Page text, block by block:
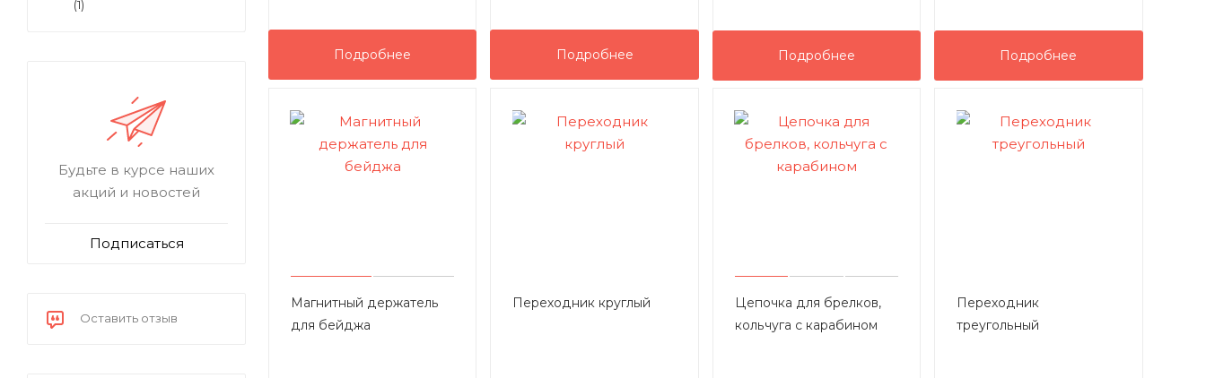
Подробнее Подробнее Подробнее Подробнее
Магнитный держатель
для бейджа
Переходник круглый
Цепочка для брелков,
кольчуга с карабином
Переходник
треугольный
(1)
Будьте в курсе наших
акций и новостей
Подписаться
Оставить отзыв